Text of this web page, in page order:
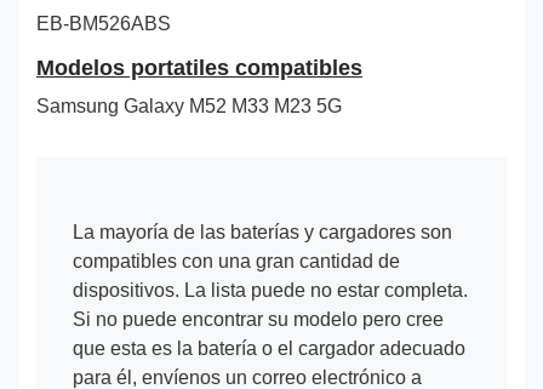
EB-BM526ABS
Modelos portatiles compatibles
Samsung Galaxy M52 M33 M23 5G
La mayoría de las baterías y cargadores son
compatibles con una gran cantidad de
dispositivos. La lista puede no estar completa.
Si no puede encontrar su modelo pero cree
que esta es la batería o el cargador adecuado
para él, envíenos un correo electrónico a